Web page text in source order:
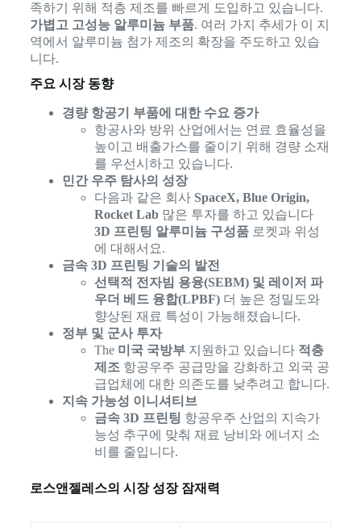
족하기 위해 적층 제조를 빠르게 도입하고 있습니다.
가볍고 고성능 알루미늄 부품. 여러 가지 추세가 이 지
역에서 알루미늄 첨가 제조의 확장을 주도하고 있습
니다.
주요 시장 동향
경량 항공기 부품에 대한 수요 증가
항공사와 방위 산업에서는 연료 효율성을
높이고 배출가스를 줄이기 위해 경량 소재
를 우선시하고 있습니다.
민간 우주 탐사의 성장
다음과 같은 회사 SpaceX, Blue Origin,
Rocket Lab많은 투자를 하고 있습니다
3D 프린팅 알루미늄 구성품로켓과 위성
에 대해서요.
금속 3D 프린팅 기술의 발전
선택적 전자빔 용융(SEBM) 및 레이저 파
우더 베드 융합(LPBF)더 높은 정밀도와
향상된 재료 특성이 가능해졌습니다.
정부 및 군사 투자
The 미국 국방부지원하고 있습니다 적층
제조 항공우주 공급망을 강화하고 외국 공
급업체에 대한 의존도를 낮추려고 합니다.
지속 가능성 이니셔티브
금속 3D 프린팅 항공우주 산업의 지속가
능성 추구에 맞춰 재료 낭비와 에너지 소
비를 줄입니다.
로스앤젤레스의 시장 성장 잠재력